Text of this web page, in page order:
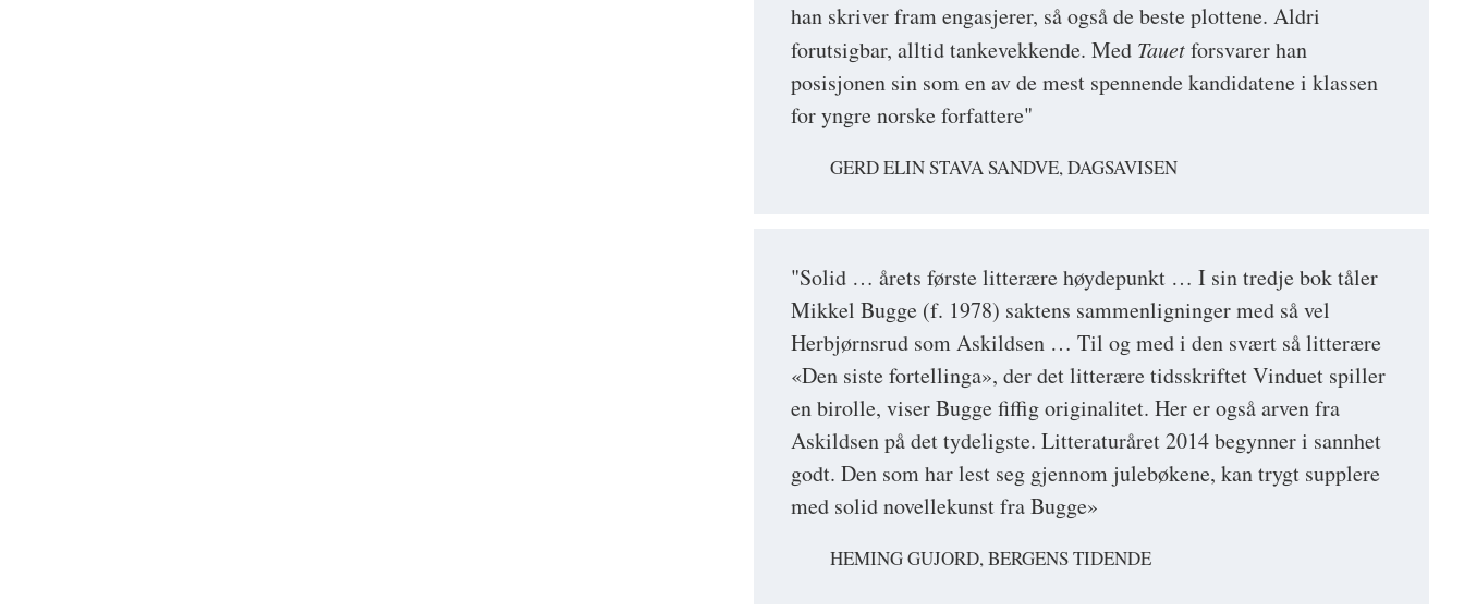
han skriver fram engasjerer, så også de beste plottene. Aldri
forutsigbar, alltid tankevekkende. Med Tauetforsvarer han
posisjonen sin som en av de mest spennende kandidatene i klassen
for yngre norske forfattere"
GERD ELIN STAVA SANDVE, DAGSAVISEN
"Solid … årets første litterære høydepunkt … I sin tredje bok tåler
Mikkel Bugge (f. 1978) saktens sammenligninger med så vel
Herbjørnsrud som Askildsen … Til og med i den svært så litterære
«Den siste fortellinga», der det litterære tidsskriftet Vinduet spiller
en birolle, viser Bugge fiffig originalitet. Her er også arven fra
Askildsen på det tydeligste. Litteraturåret 2014 begynner i sannhet
godt. Den som har lest seg gjennom julebøkene, kan trygt supplere
med solid novellekunst fra Bugge»
HEMING GUJORD, BERGENS TIDENDE